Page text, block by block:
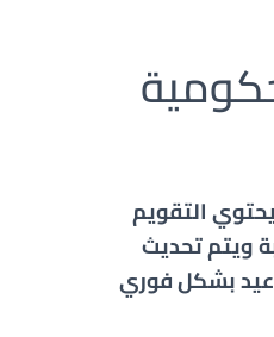
التقويم
ويتم تحديث
بشكل فوري